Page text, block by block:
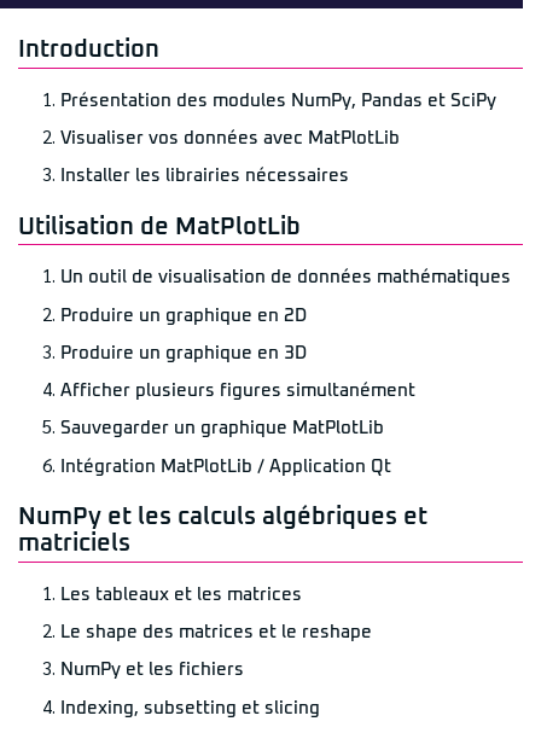
Introduction
Présentation des modules NumPy, Pandas et SciPy
Visualiser vos données avec MatPlotLib
Installer les librairies nécessaires
Utilisation de MatPlotLib
Un outil de visualisation de données mathématiques
Produire un graphique en 2D
Produire un graphique en 3D
Afficher plusieurs figures simultanément
Sauvegarder un graphique MatPlotLib
Intégration MatPlotLib / Application Qt
NumPy et les calculs algébriques et
matriciels
Les tableaux et les matrices
Le shape des matrices et le reshape
NumPy et les fichiers
Indexing, subsetting et slicing